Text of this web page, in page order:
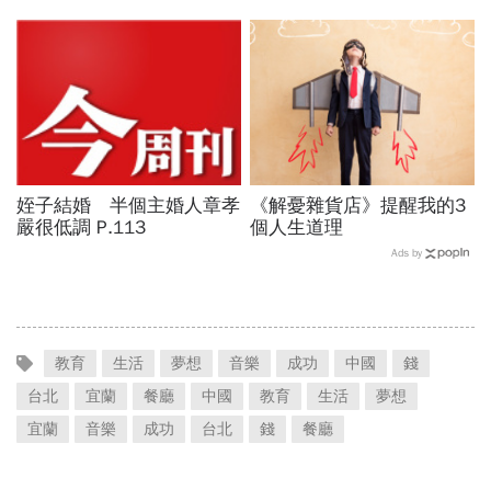
姪子結婚 半個主婚人章孝
嚴很低調 P.113
《解憂雜貨店》提醒我的3
個人生道理
Ads by
教育 生活 夢想 音樂 成功 中國
錢
台北
宜蘭 餐廳 中國 教育 生活
夢想
宜蘭
音樂 成功 台北 錢 餐廳